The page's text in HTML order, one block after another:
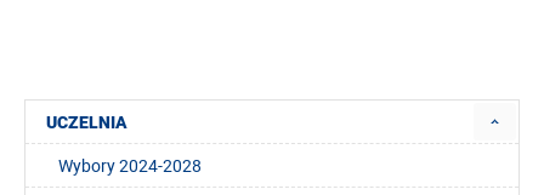
UCZELNIA
Wybory 2024-2028